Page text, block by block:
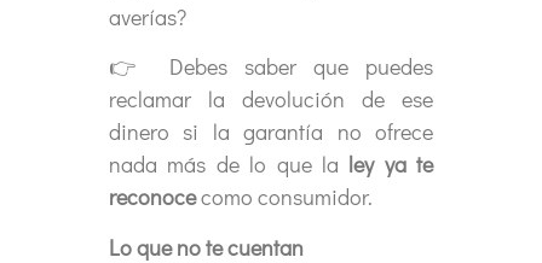
averías?
👉 Debes saber que puedes
reclamar la devolución de ese
dinero si la garantía no ofrece
nada más de lo que la ley ya te
reconocecomo consumidor.
Lo que no te cuentan